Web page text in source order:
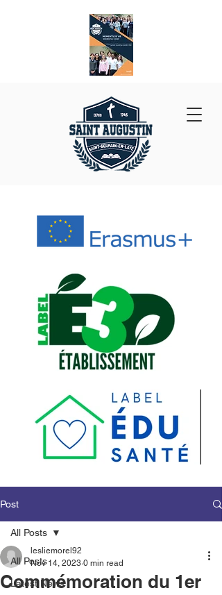
Post
All Posts
Latest News
All Posts
Commémoration du 1er
lesliemorel92
Nov 14, 2023 0 min read